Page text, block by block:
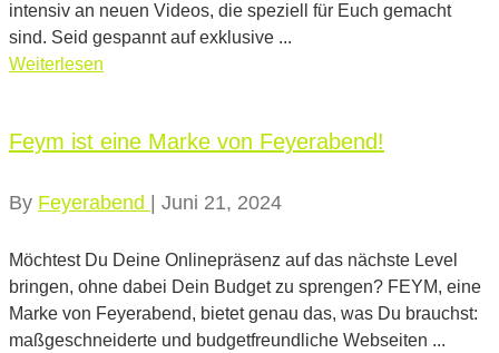
intensiv an neuen Videos, die speziell für Euch gemacht
sind. Seid gespannt auf exklusive ...
Weiterlesen
Feym ist eine Marke von Feyerabend!
By Feyerabend | Juni 21, 2024
Möchtest Du Deine Onlinepräsenz auf das nächste Level
bringen, ohne dabei Dein Budget zu sprengen? FEYM, eine
Marke von Feyerabend, bietet genau das, was Du brauchst:
maßgeschneiderte und budgetfreundliche Webseiten ...